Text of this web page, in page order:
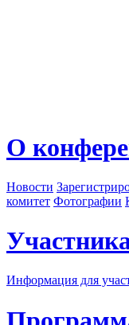
О
Новости
комитет Фотографии
Информация для